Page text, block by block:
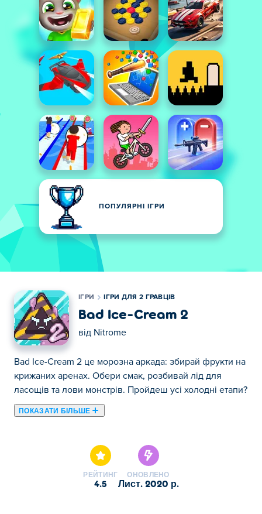
ПОПУЛЯРНІ ІГРИ
ІГРИ ІГРИ ДЛЯ 2 ГРАВЦІВ
Bad Ice-Cream 2
від Nitrome
Bad Ice-Cream 2 це морозна аркада: збирай фрукти на
крижаних аренах. Обери смак, розбивай лід для
ласощів та лови монстрів. Пройдеш усі холодні етапи?
ПОКАЗАТИ БІЛЬШЕ
РЕЙТИНГ
4.5
ОНОВЛЕНО
лист. 2020 р.